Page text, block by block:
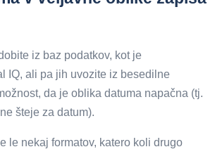
iz baz podatkov, kot je
IQ, ali pa jih uvozite iz besedilne
da je oblika datuma napačna (tj.
šteje za datum).
le nekaj formatov, katero koli drugo